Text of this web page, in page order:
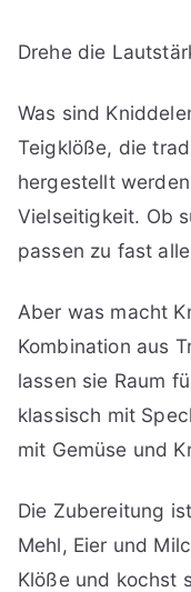
Drehe die
Was sind
Teigklöße, die
hergestellt
Vielseitigkeit. Ob
passen zu fast
Aber was macht
Kombination aus
lassen sie Raum
klassisch mit
mit Gemüse und
Die Zubereitung
Mehl, Eier und
Klöße und kochst